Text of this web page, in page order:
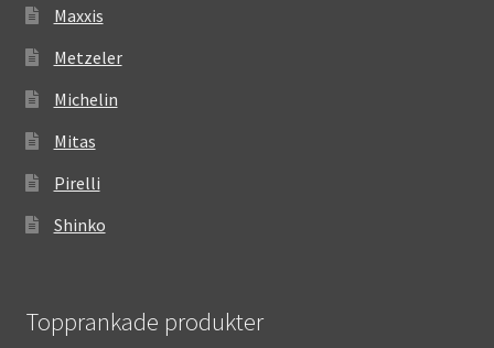
Maxxis
Metzeler
Michelin
Mitas
Pirelli
Shinko
Topprankade produkter